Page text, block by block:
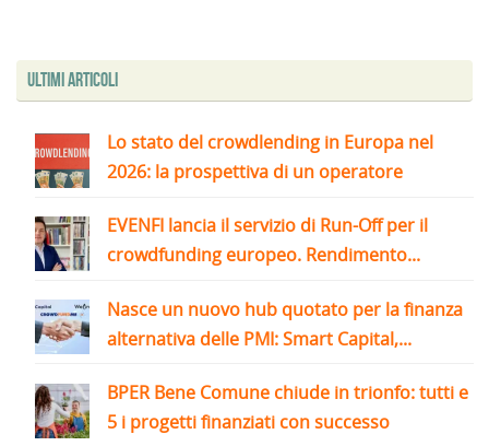
Ultimi articoli
Lo stato del crowdlending in Europa nel
2026: la prospettiva di un operatore
EVENFI lancia il servizio di Run-Off per il
crowdfunding europeo. Rendimento...
Nasce un nuovo hub quotato per la finanza
alternativa delle PMI: Smart Capital,...
BPER Bene Comune chiude in trionfo: tutti e
5 i progetti finanziati con successo